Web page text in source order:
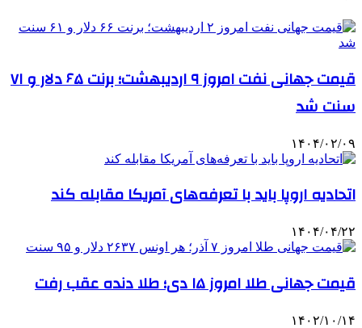
قیمت جهانی نفت امروز ۹ اردیبهشت؛ برنت ۶۵ دلار و ۷۱
سنت شد
۱۴۰۴/۰۲/۰۹
اتحادیه اروپا باید با تعرفه‌های آمریکا مقابله کند
۱۴۰۴/۰۴/۲۲
قیمت جهانی طلا امروز ۱۵ دی؛ طلا دنده عقب رفت
۱۴۰۲/۱۰/۱۴